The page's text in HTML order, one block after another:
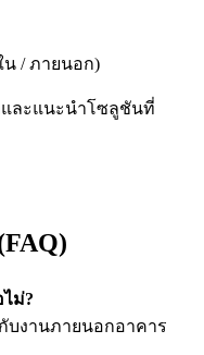
/ ภายนอก)
และแนะนำโซลูชันที่
ม่?
บงานภายนอกอาคาร